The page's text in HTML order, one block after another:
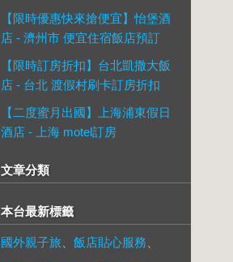
【限時優惠快來搶便宜】怡堡酒
店 - 濟州市 便宜住宿飯店預訂
【限時訂房折扣】台北凱撒大飯
店 - 台北 渡假村刷卡訂房折扣
【二度蜜月出國】上海浦東假日
酒店 - 上海 motel訂房
文章分類
本台最新標籤
國外親子旅 飯店貼心服務